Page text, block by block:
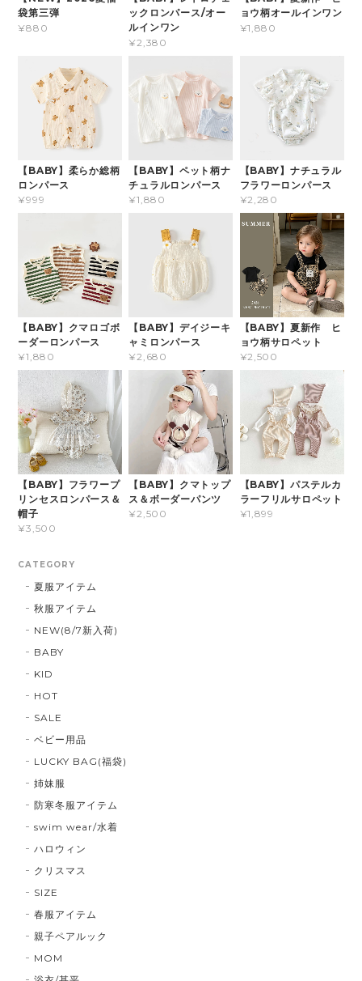
袋第三弾
¥880
ックロンパース/オー
ルインワン
¥2,380
ョウ柄オールインワン
¥1,880
【BABY】柔らか総柄
ロンパース
¥999
【BABY】ペット柄ナ
チュラルロンパース
¥1,880
【BABY】ナチュラル
フラワーロンパース
¥2,280
【BABY】クマロゴボ
ーダーロンパース
¥1,880
【BABY】デイジーキ
ャミロンパース
¥2,680
【BABY】夏新作 ヒ
ョウ柄サロペット
¥2,500
【BABY】フラワープ
リンセスロンパース＆
帽子
¥3,500
【BABY】クマトップ
ス＆ボーダーパンツ
¥2,500
【BABY】パステルカ
ラーフリルサロペット
¥1,899
CATEGORY
夏服アイテム
秋服アイテム
NEW(8/7新入荷)
BABY
KID
HOT
SALE
ベビー用品
LUCKY BAG(福袋)
姉妹服
防寒冬服アイテム
swim wear/水着
ハロウィン
クリスマス
SIZE
春服アイテム
親子ペアルック
MOM